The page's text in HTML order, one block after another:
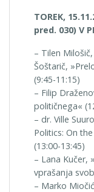
TOREK,
pred. 030) V
– Tilen
Šoštarič,
(9:45-11:15)
– Filip
političnega«
– dr. Ville
Politics: On
(13:00-13:45)
– Lana Kučer,
vprašanja
– Marko